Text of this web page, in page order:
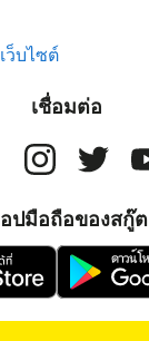
ว็บไซต์
เชื่อมต่อ
ปมือถือของสกู๊ต